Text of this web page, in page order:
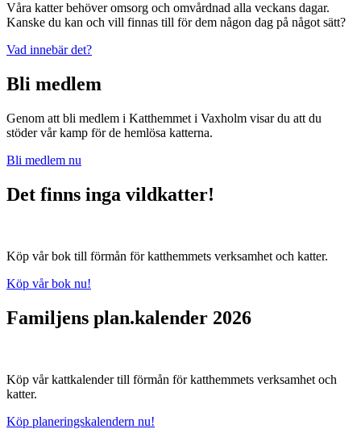
Våra katter behöver omsorg och omvårdnad alla veckans dagar.
Kanske du kan och vill finnas till för dem någon dag på något sätt?
Vad innebär det?
Bli medlem
Genom att bli medlem i Katthemmet i Vaxholm visar du att du
stöder vår kamp för de hemlösa katterna.
Bli medlem nu
Det finns inga vildkatter!
Köp vår bok till förmån för katthemmets verksamhet och katter.
Köp vår bok nu!
Familjens plan.kalender 2026
Köp vår kattkalender till förmån för katthemmets verksamhet och
katter.
Köp planeringskalendern nu!